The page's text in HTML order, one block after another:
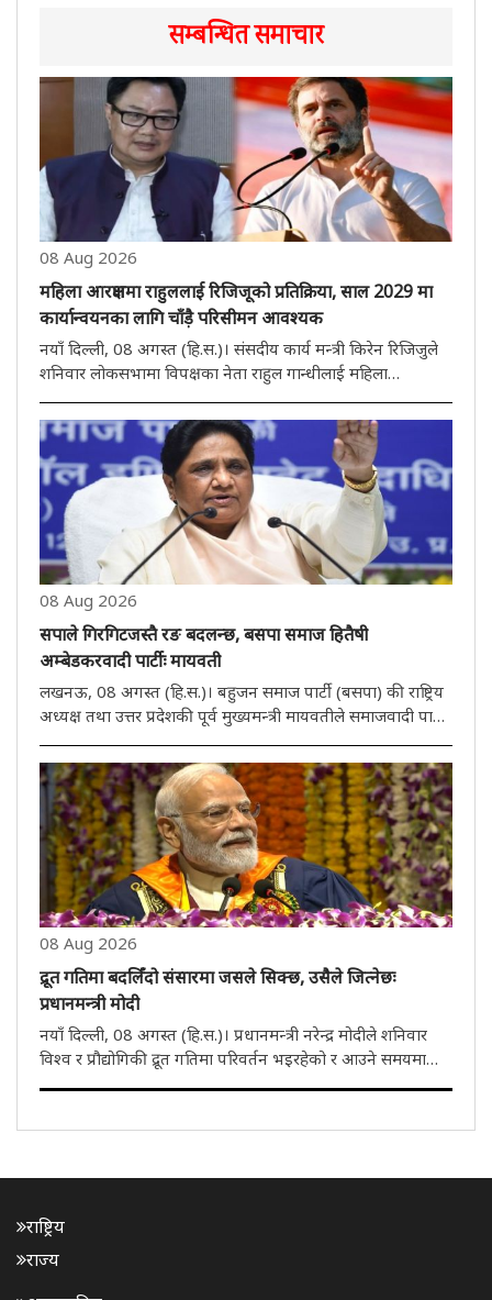
सम्बन्धित समाचार
08 Aug 2026
महिला आरक्षणमा राहुललाई रिजिजूको प्रतिक्रिया, साल 2029 मा
कार्यान्वयनका लागि चाँड़ै परिसीमन आवश्यक
नयाँ दिल्ली, 08 अगस्त (हि.स.)। संसदीय कार्य मन्त्री किरेन रिजिजुले
शनिवार लोकसभामा विपक्षका नेता राहुल गान्धीलाई महिला
राज्य विधानसभाहरूमा महिलाहरूका लागि सिटहरूको आरक्षण
संविधान 106औं..
08 Aug 2026
सपाले गिरगिटजस्तै रङ बदलन्छ, बसपा समाज हितैषी
अम्बेडकरवादी पार्टीः मायवती
लखनऊ, 08 अगस्त (हि.स.)। बहुजन समाज पार्टी (बसपा) की राष्ट्रिय
अध्यक्ष तथा उत्तर प्रदेशकी पूर्व मुख्यमन्त्री मायवतीले समाजवादी पार्टी
गिरगिट जस्तै रङ बदलन्छ जबकि बसपा एक समाज हितैषी
अम्बेडकरवादी..
08 Aug 2026
द्रूत गतिमा बदलिँदो संसारमा जसले सिक्छ, उसैले जित्नेछः
प्रधानमन्त्री मोदी
नयाँ दिल्ली, 08 अगस्त (हि.स.)। प्रधानमन्त्री नरेन्द्र मोदीले शनिवार
विश्व र प्रौद्योगिकी द्रूत गतिमा परिवर्तन भइरहेको र आउने समयमा
राष्ट्रिय
राज्य